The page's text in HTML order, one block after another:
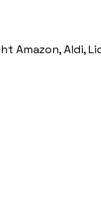
Amazon, Aldi,